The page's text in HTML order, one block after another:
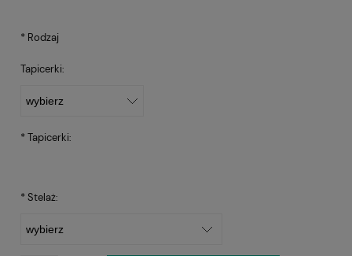
* Rodzaj
Tapicerki:
*Tapicerki:
*Stelaż: